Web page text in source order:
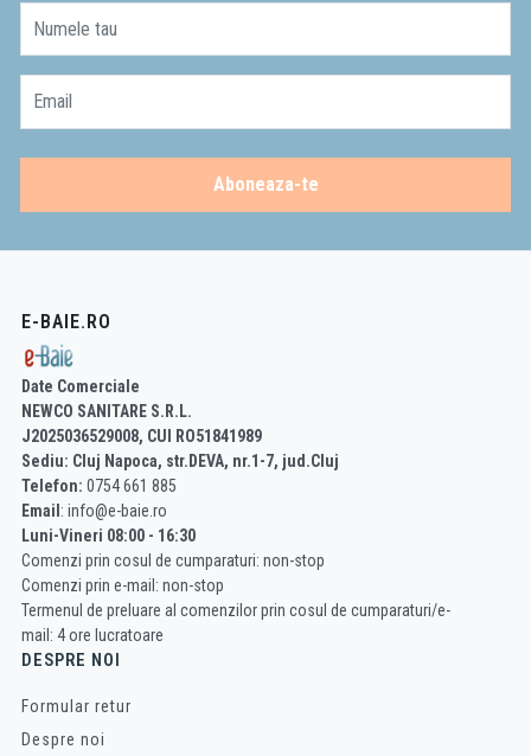
Numele tau
Email
Aboneaza-te
E-BAIE.RO
Date Comerciale
NEWCO SANITARE S.R.L.
J2025036529008, CUI RO51841989
Sediu: Cluj Napoca, str.DEVA, nr.1-7, jud.Cluj
Telefon: 0754 661 885
Email : info@e-baie.ro
Luni-Vineri 08:00 - 16:30
Comenzi prin cosul de cumparaturi: non-stop
Comenzi prin e-mail: non-stop
Termenul de preluare al comenzilor prin cosul de cumparaturi/e-
mail: 4 ore lucratoare
DESPRE NOI
Formular retur
Despre noi